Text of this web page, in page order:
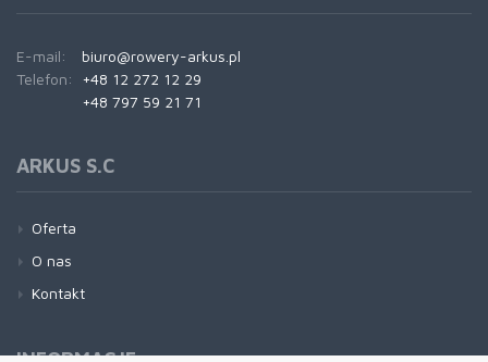
E-mail:
biuro@rowery-arkus.pl
Telefon:
+48 12 272 12 29
+48 797 59 21 71
ARKUS S.C
Oferta
O nas
Kontakt